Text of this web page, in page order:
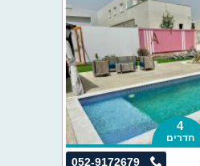
4
חדרים
052-9172679